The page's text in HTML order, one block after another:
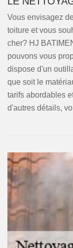
Vous envisagez
toiture et vous
cher? HJ
pouvons vous
dispose d'un
que soit le
tarifs abordables
d'autres détails,